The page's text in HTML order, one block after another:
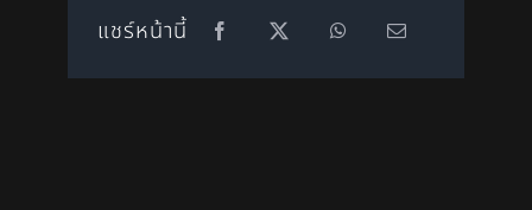
แชร์หน้านี้